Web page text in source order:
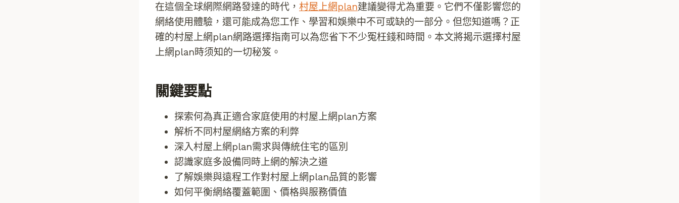
在這個全球網際網路發達的時代， 村屋上網plan建議變得尤為重要。它們不僅影響您的
網絡使用體驗，還可能成為您工作、學習和娛樂中不可或缺的一部分。但您知道嗎？正
確的村屋上網plan網路選擇指南可以為您省下不少冤枉錢和時間。本文將揭示選擇村屋
上網plan時须知的一切秘笈。
關鍵要點
探索何為真正適合家庭使用的村屋上網plan方案
解析不同村屋網絡方案的利弊
深入村屋上網plan需求與傳統住宅的區別
認識家庭多設備同時上網的解決之道
了解娛樂與遠程工作對村屋上網plan品質的影響
如何平衡網絡覆蓋範圍、價格與服務價值